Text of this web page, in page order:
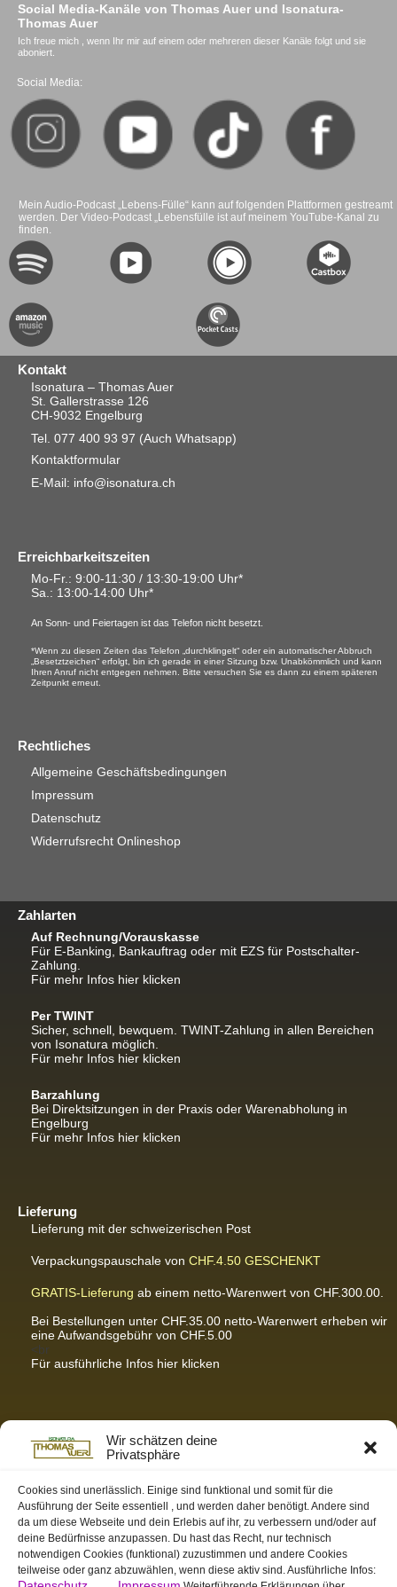
Wir schätzen deine
Privatsphäre
Cookies sind unerlässlich. Einige sind funktional und somit für die
Ausführung der Seite essentiell , und werden daher benötigt. Andere sind
da um diese Webseite und dein Erlebis auf ihr, zu verbessern und/oder auf
deine Bedürfnisse anzupassen. Du hast das Recht, nur technisch
notwendigen Cookies (funktional) zuzustimmen und andere Cookies
teilweise oder ganz abzuwählen, wenn diese aktiv sind. Ausführliche Infos:
Social Media-Kanäle von Thomas Auer und Isonatura-
Thomas Auer
Ich freue mich , wenn Ihr mir auf einem oder mehreren dieser Kanäle folgt und sie
aboniert.
Social Media:
Mein Audio-Podcast „Lebens-Fülle“ kann auf folgenden Plattformen gestreamt
werden. Der Video-Podcast „Lebensfülle ist auf meinem YouTube-Kanal zu
finden.
Kontakt
Isonatura – Thomas Auer
St. Gallerstrasse 126
CH-9032 Engelburg
Tel. 077 400 93 97 (Auch Whatsapp)
Kontaktformular
E-Mail: info@isonatura.ch
Erreichbarkeitszeiten
Mo-Fr.: 9:00-11:30 / 13:30-19:00 Uhr*
Sa. : 13:00-14:00 Uhr*
An Sonn- und Feiertagen ist das Telefon nicht besetzt.
*Wenn zu diesen Zeiten das Telefon „durchklingelt“ oder ein automatischer Abbruch
„Besetztzeichen“ erfolgt, bin ich gerade in einer Sitzung bzw. Unabkömmlich und kann
Ihren Anruf nicht entgegen nehmen. Bitte versuchen Sie es dann zu einem späteren
Zeitpunkt erneut.
Rechtliches
Allgemeine Geschäftsbedingungen
Impressum
Datenschutz
Widerrufsrecht Onlineshop
Zahlarten
Auf Rechnung/Vorauskasse
Für E-Banking, Bankauftrag oder mit EZS für Postschalter-
Zahlung.
Für mehr Infos hier klicken
Per TWINT
Sicher, schnell, bewquem. TWINT-Zahlung in allen Bereichen
von Isonatura möglich.
Für mehr Infos hier klicken
Barzahlung
Bei Direktsitzungen in der Praxis oder Warenabholung in
Engelburg
Für mehr Infos hier klicken
Lieferung
Lieferung mit der schweizerischen Post
Verpackungspauschale von CHF.4.50 GESCHENKT
GRATIS-Lieferung ab einem netto-Warenwert von CHF.300.00.
Bei Bestellungen unter CHF.35.00 netto-Warenwert erheben wir
eine Aufwandsgebühr von CHF.5.00
<br
Für ausführliche Infos hier klicken
Partnerseiten / Empfehlungen
K-Wellness – Karin Meier
S&S Informatik GmbH
Ihr Partner für zukunftsorientierte Informatik
Swiss-skymodel
opens your eyes